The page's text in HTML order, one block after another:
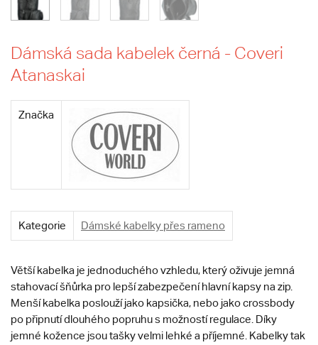
Dámská sada kabelek černá - Coveri
Atanaskai
Značka
Kategorie Dámské kabelky přes rameno
Větší kabelka je jednoduchého vzhledu, který oživuje jemná
stahovací šňůrka pro lepší zabezpečení hlavní kapsy na zip.
Menší kabelka poslouží jako kapsička, nebo jako crossbody
po připnutí dlouhého popruhu s možností regulace. Díky
jemné kožence jsou tašky velmi lehké a příjemné. Kabelky tak